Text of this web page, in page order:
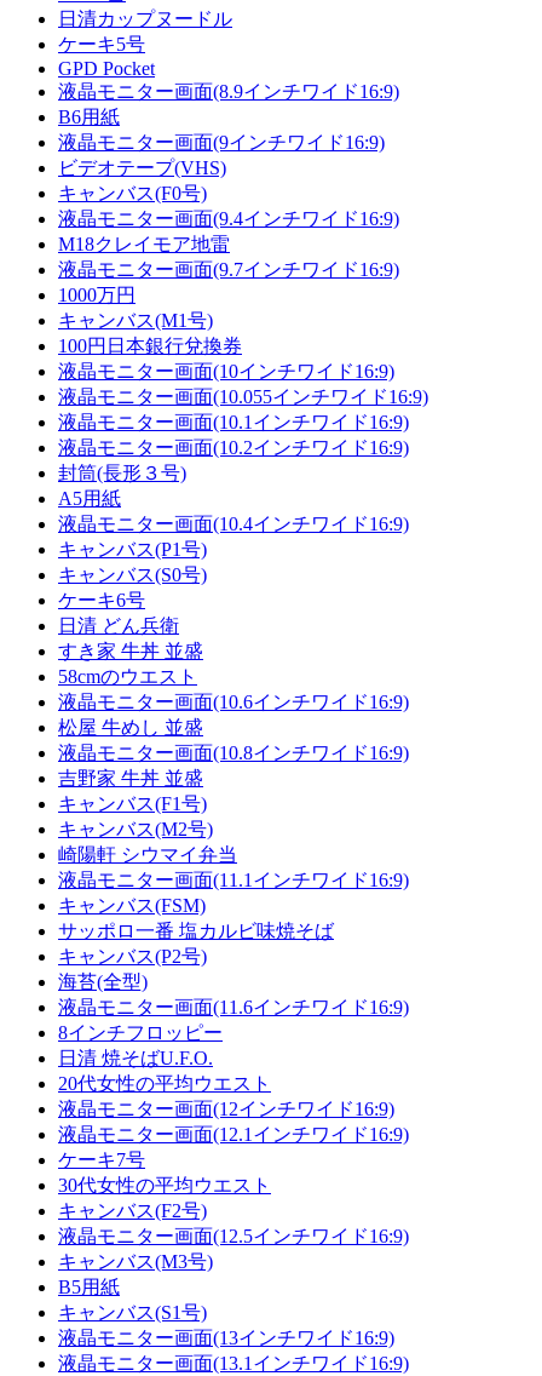
日清カップヌードル
ケーキ5号
GPD Pocket
液晶モニター画面(8.9インチワイド16:9)
B6用紙
液晶モニター画面(9インチワイド16:9)
ビデオテープ(VHS)
キャンバス(F0号)
液晶モニター画面(9.4インチワイド16:9)
M18クレイモア地雷
液晶モニター画面(9.7インチワイド16:9)
1000万円
キャンバス(M1号)
100円日本銀行兌換券
液晶モニター画面(10インチワイド16:9)
液晶モニター画面(10.055インチワイド16:9)
液晶モニター画面(10.1インチワイド16:9)
液晶モニター画面(10.2インチワイド16:9)
封筒(長形３号)
A5用紙
液晶モニター画面(10.4インチワイド16:9)
キャンバス(P1号)
キャンバス(S0号)
ケーキ6号
日清 どん兵衛
すき家 牛丼 並盛
58cmのウエスト
液晶モニター画面(10.6インチワイド16:9)
松屋 牛めし 並盛
液晶モニター画面(10.8インチワイド16:9)
吉野家 牛丼 並盛
キャンバス(F1号)
キャンバス(M2号)
崎陽軒 シウマイ弁当
液晶モニター画面(11.1インチワイド16:9)
キャンバス(FSM)
サッポロ一番 塩カルビ味焼そば
キャンバス(P2号)
海苔(全型)
液晶モニター画面(11.6インチワイド16:9)
8インチフロッピー
日清 焼そばU.F.O.
20代女性の平均ウエスト
液晶モニター画面(12インチワイド16:9)
液晶モニター画面(12.1インチワイド16:9)
ケーキ7号
30代女性の平均ウエスト
キャンバス(F2号)
液晶モニター画面(12.5インチワイド16:9)
キャンバス(M3号)
B5用紙
キャンバス(S1号)
液晶モニター画面(13インチワイド16:9)
液晶モニター画面(13.1インチワイド16:9)